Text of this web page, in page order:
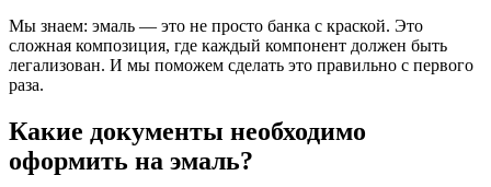
Мы знаем: эмаль — это не просто банка с краской. Это
сложная композиция, где каждый компонент должен быть
легализован. И мы поможем сделать это правильно с первого
раза.
Какие документы необходимо
оформить на эмаль?